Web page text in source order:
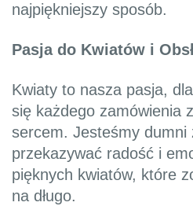
najpiękniejszy sposób.
Pasja do Kwiatów i
Kwiaty to nasza pasja,
się każdego zamówienia
sercem. Jesteśmy
przekazywać radość i
pięknych kwiatów, które
na długo.